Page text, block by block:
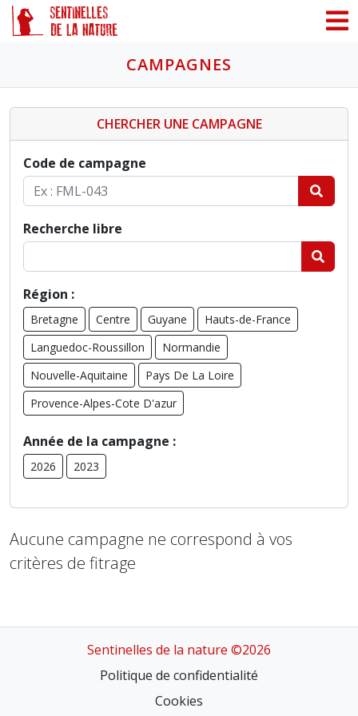
CAMPAGNES
Aucune campagne ne correspond à vos
critères de fitrage
CHERCHER UNE CAMPAGNE
Code de campagne
Recherche libre
Région :
Bretagne Centre Guyane
Hauts-de-France
Languedoc-Roussillon
Normandie
Nouvelle-Aquitaine
Pays De La Loire
Provence-Alpes-Cote D'azur
Année de la campagne :
2026 2023
Sentinelles de la nature ©2026
Politique de confidentialité
Cookies
Panneau de gestion des cookies